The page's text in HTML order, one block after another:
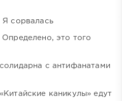
Я сорвалась
это того
с антифанатами
каникулы» едут